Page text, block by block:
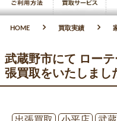
HOME 買取実績
武蔵野市にて ロー
張買取をいたしまし